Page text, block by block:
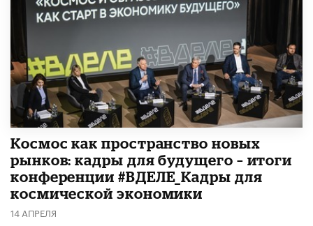
Космос как пространство новых
рынков: кадры для будущего – итоги
конференции #ВДЕЛЕ_Кадры для
космической экономики
14 АПРЕЛЯ